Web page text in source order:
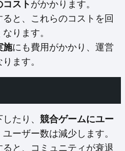
コスト がかかります。
と、これらのコストを回
ります。
施にも費用がかかり、運営
ます。
たり、 競合ゲームにユー
ーザー数は減少します。
と、コミュニティが衰退